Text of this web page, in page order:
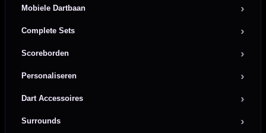
Mobiele Dartbaan
Complete Sets
Scoreborden
Personaliseren
Dart Accessoires
Surrounds